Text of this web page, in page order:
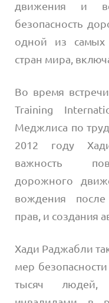
движения и
безопасность
одной из самых
стран мира,
Во время
Training
Меджлиса по
2012 году
важность
дорожного
вождения после
прав, и создания
Хади Раджабли
мер
тысяч людей,